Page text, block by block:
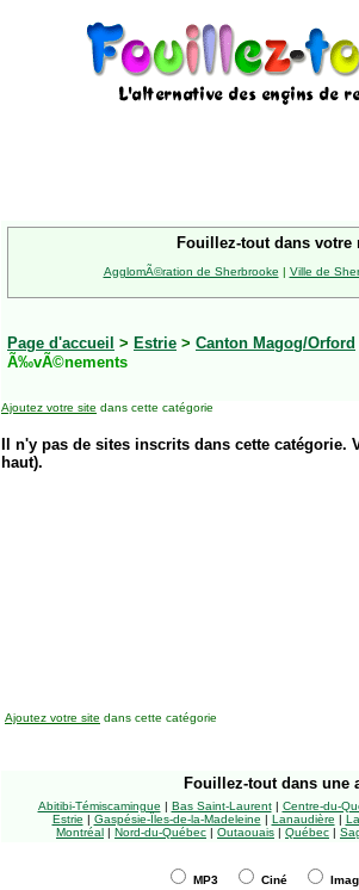
Fouillez-tout dans votre
AgglomÃ©ration de Sherbrooke | Ville de
Page d'accueil > Estrie > Canton Magog/Orford
Ã‰vÃ©nements
Ajoutez votre site dans cette catégorie
Il n'y pas de sites inscrits dans cette
haut).
Ajoutez votre site dans cette catégorie
Fouillez-tout dans une
Abitibi-Témiscamingue | Bas Saint-Laurent| Centre-du-
Estrie | Gaspésie-Îles-de-la-Madeleine | Lanaudière |
Montréal | Nord-du-Québec | Outaouais | Québec |
MP3 Ciné